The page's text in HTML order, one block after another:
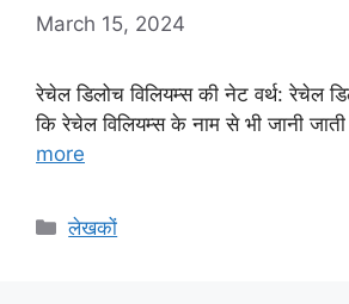
March 15, 2024
रेचेल डिलोच विलियम्स की नेट वर्थ: रेचेल
कि रेचेल विलियम्स के नाम से भी जानी
more
Categories
लेखकों